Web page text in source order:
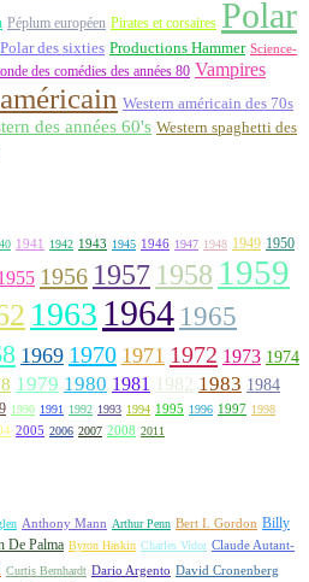
Péplum européen Pirates et corsaires Polar
Polar des sixties Productions Hammer Science-
des comédies des années 80 Vampires
Western américain des 70s
des années 60's Western spaghetti des
1941 1942 1943 1945 1946 1947 1948 1949 1950
1956 1957 1958 1959
1963 1964 1965
1969 1970 1971 1972 1973 1974
1979 1980 1981 1982 1983 1984
1990 1991 1992 1993 1994 1995 1996 1997 1998
2005 2006 2007 2008 2011
Anthony Mann Arthur Penn Bert I. Gordon Billy
De Palma Byron Haskin Charles Vidor Claude Autant-
Curtis Bernhardt Dario Argento David Cronenberg